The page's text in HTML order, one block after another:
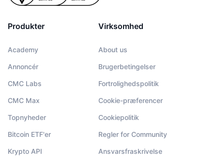
Begivenhedskalender
Produkter
Academy
Annoncér
CMC Labs
CMC Max
Topnyheder
Bitcoin ETF'er
Krypto API
Virksomhed
About us
Brugerbetingelser
Fortrolighedspolitik
Cookie-præferencer
Cookiepolitik
Regler for Community
Ansvarsfraskrivelse